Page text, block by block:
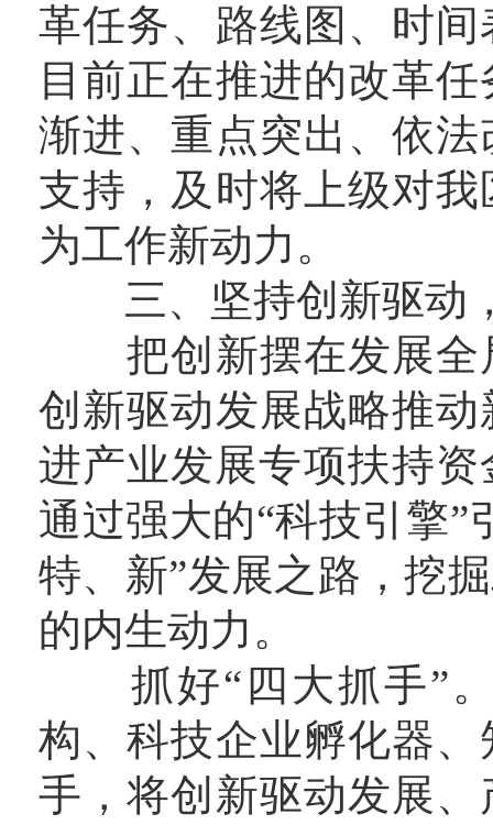
革任务、路线图、时
目前正在推进的改革
渐进、重点突出、依
支持，及时将上级对
为工作新动力。
三、坚持创新驱动
把创新摆在发展全
创新驱动发展战略推
进产业发展专项扶持
通过强大的“科技引擎”
特、新”发展之路，挖
的内生动力。
抓好“四大抓手”。
构、科技企业孵化器
手，将创新驱动发展